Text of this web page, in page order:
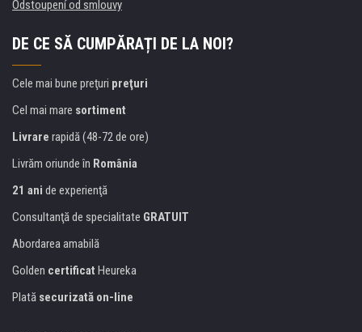
Odstoupení od smlouvy
DE CE SĂ CUMPĂRAȚI DE LA NOI?
Cele mai bune preţuri preţuri
Cel mai mare sortiment
Livrare rapidă (48-72 de ore)
Livrăm oriunde în România
21 ani de experienţă
Consultanţă de specialitate GRATUIT
Abordarea amabilă
Golden certificat Heureka
Plată securizată on-line